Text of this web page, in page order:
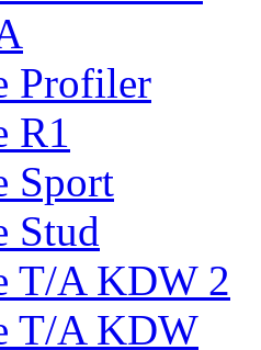
Profiler
R1
Sport
Stud
T/A KDW 2
T/A KDW